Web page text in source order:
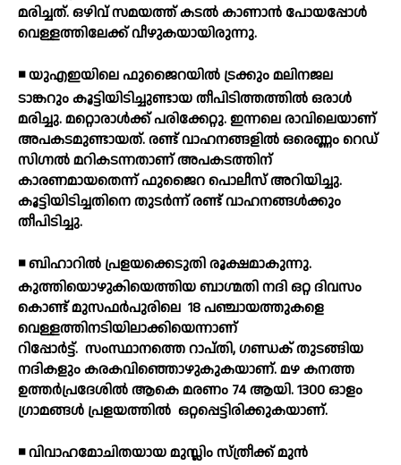
മരിച്ചത്. ഒഴിവ് സമയത്ത് കടല്‍ കാണാന്‍ പോയപ്പോള്‍
വെള്ളത്തിലേക്ക് വീഴുകയായിരുന്നു.
◾ യുഎഇയിലെ ഫുജൈറയില്‍ ട്രക്കും മലിനജല
ടാങ്കറും കൂട്ടിയിടിച്ചുണ്ടായ തീപിടിത്തത്തില്‍ ഒരാള്‍
മരിച്ചു. മറ്റൊരാള്‍ക്ക് പരിക്കേറ്റു. ഇന്നലെ രാവിലെയാണ്
അപകടമുണ്ടായത്. രണ്ട് വാഹനങ്ങളില്‍ ഒരെണ്ണം റെഡ്
സിഗ്നല്‍ മറികടന്നതാണ് അപകടത്തിന്
കാരണമായതെന്ന് ഫുജൈറ പൊലീസ് അറിയിച്ചു.
കൂട്ടിയിടിച്ചതിനെ തുടര്‍ന്ന് രണ്ട് വാഹനങ്ങള്‍ക്കും
തീപിടിച്ചു.
◾ ബിഹാറില്‍ പ്രളയക്കെടുതി രൂക്ഷമാകുന്നു.
കുത്തിയൊഴുകിയെത്തിയ ബാഗ്മതി നദി ഒറ്റ ദിവസം
കൊണ്ട് മുസഫര്‍പുരിലെ 18 പഞ്ചായത്തുകളെ
വെള്ളത്തിനടിയിലാക്കിയെന്നാണ്
റിപ്പോര്‍ട്ട്. സംസ്ഥാനത്തെ റാപ്തി, ഗണ്ഡക് തുടങ്ങിയ
നദികളും കരകവിഞ്ഞൊഴുകുകയാണ്. മഴ കനത്ത
ഉത്തര്‍പ്രദേശില്‍ ആകെ മരണം 74 ആയി. 1300 ഓളം
ഗ്രാമങ്ങള്‍ പ്രളയത്തില്‍ ഒറ്റപ്പെട്ടിരിക്കുകയാണ്.
◾ വിവാഹമോചിതയായ മുസ്ലിം സ്ത്രീക്ക് മുന്‍